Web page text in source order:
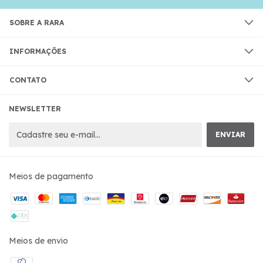
SOBRE A RARA
INFORMAÇÕES
CONTATO
NEWSLETTER
Meios de pagamento
Meios de envio